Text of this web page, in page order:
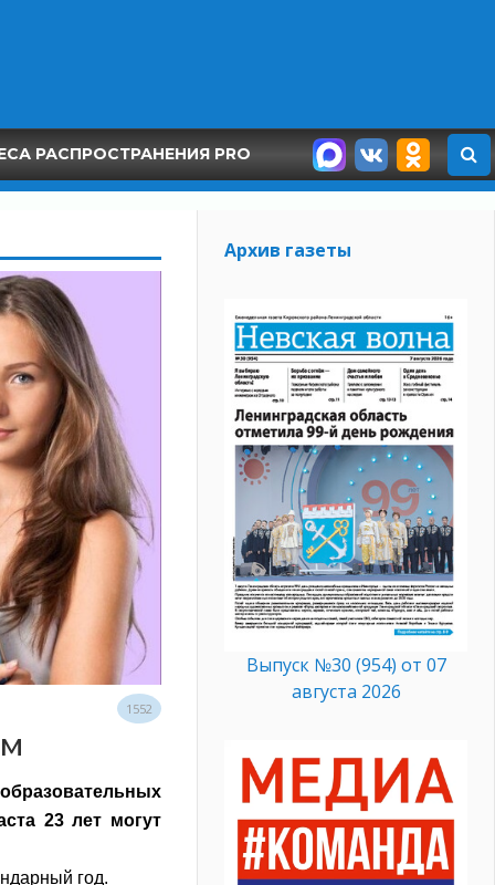
РАСПРОСТРАНЕНИЯ PRO
1552
23 лет могут
год.
Архив газеты
Выпуск №30 (954) от 07
августа 2026